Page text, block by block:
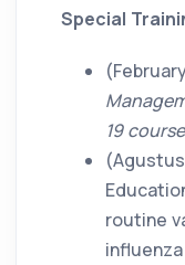
Special
19 course
routine